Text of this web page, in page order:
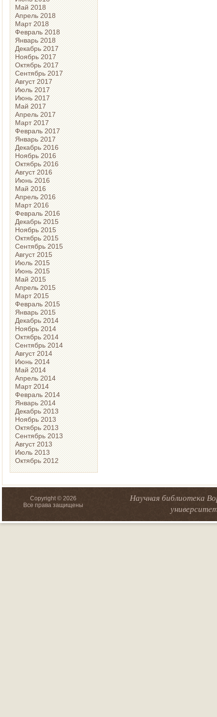
Май 2018
Апрель 2018
Март 2018
Февраль 2018
Январь 2018
Декабрь 2017
Ноябрь 2017
Октябрь 2017
Сентябрь 2017
Август 2017
Июль 2017
Июнь 2017
Май 2017
Апрель 2017
Март 2017
Февраль 2017
Январь 2017
Декабрь 2016
Ноябрь 2016
Октябрь 2016
Август 2016
Июнь 2016
Май 2016
Апрель 2016
Март 2016
Февраль 2016
Декабрь 2015
Ноябрь 2015
Октябрь 2015
Сентябрь 2015
Август 2015
Июль 2015
Июнь 2015
Май 2015
Апрель 2015
Март 2015
Февраль 2015
Январь 2015
Декабрь 2014
Ноябрь 2014
Октябрь 2014
Сентябрь 2014
Август 2014
Июнь 2014
Май 2014
Апрель 2014
Март 2014
Февраль 2014
Январь 2014
Декабрь 2013
Ноябрь 2013
Октябрь 2013
Сентябрь 2013
Август 2013
Июль 2013
Октябрь 2012
Copyright © 2026
Все права защищены
Научная библиотека